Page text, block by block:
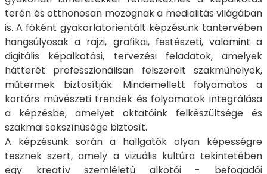
terén és otthonosan mozognak a medialitás világában
is. A főként gyakorlatorientált képzésünk tantervében
hangsúlyosak a rajzi, grafikai, festészeti, valamint a
digitális képalkotási, tervezési feladatok, amelyek
hátterét professzionálisan felszerelt szakműhelyek,
műtermek biztosítják. Mindemellett folyamatos a
kortárs művészeti trendek és folyamatok integrálása
a képzésbe, amelyet oktatóink felkészültsége és
szakmai sokszínűsége biztosít.
A képzésünk során a hallgatók olyan képességre
tesznek szert, amely a vizuális kultúra tekintetében
egy kreatív szemléletû alkotói - befogadói